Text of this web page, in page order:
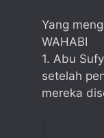
Yang
WAHABI
1. Abu
setelah
mereka